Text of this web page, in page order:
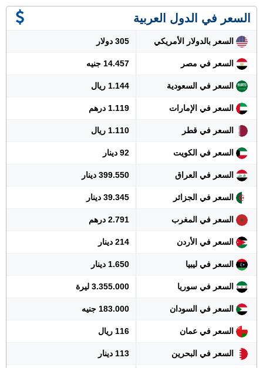
السعر في الدول العربية
السعر بالدولار الأمريكي 305 دولار
السعر في مصر 14.457 جنيه
السعر في السعودية 1.144 ريال
السعر في الإمارات 1.119 درهم
السعر في قطر 1.110 ريال
السعر في الكويت 92 دينار
السعر في العراق 399.550 دينار
السعر في الجزائر 39.345 دينار
السعر في المغرب 2.791 درهم
السعر في الأردن 214 دينار
السعر في ليبيا 1.650 دينار
السعر في سوريا 3.355.000 ليرة
السعر في السودان 183.000 جنيه
السعر في عمان 116 ريال
السعر في البحرين 113 دينار